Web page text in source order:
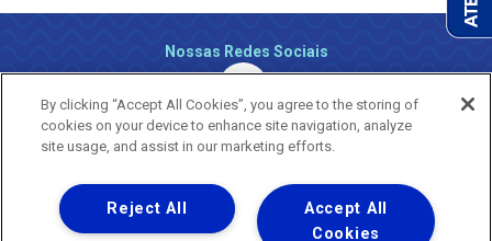
Nossas Redes Sociais
Uma empresa
Copyright ® 2026 - Todos os Direitos Reservados.
By clicking “Accept All Cookies”, you agree to the storing of
cookies on your device to enhance site navigation, analyze
site usage, and assist in our marketing efforts.
Accept All
Cookies
Reject All